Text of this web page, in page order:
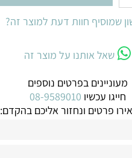
שמוסיף חוות דעת למוצר זה?
שאל אותנו על מוצר זה
מעוניינים בפרטים נוספים
חייגו עכשיו 08-9589010
פרטים ונחזור אליכם בהקדם: